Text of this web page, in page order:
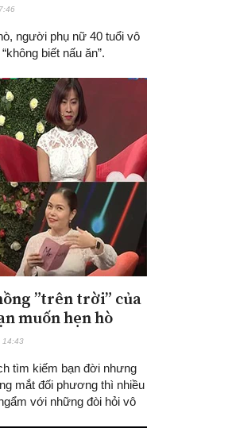
người phụ nữ 40 tuổi vô
biết nấu ăn”.
”trên trời” của
muốn hẹn hò
14:43
tìm kiếm bạn đời nhưng
mắt đối phương thì nhiều
với những đòi hỏi vô